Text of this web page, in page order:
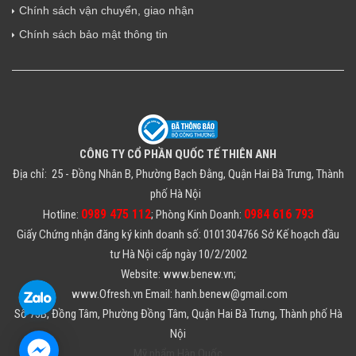
Chính sách vận chuyển, giao nhận
Chính sách bảo mật thông tin
CÔNG TY CỔ PHẦN QUỐC TẾ THIÊN ANH
Địa chỉ: 25 - Đồng Nhân B, Phường Bạch Đằng, Quận Hai Bà Trưng, Thành
phố Hà Nội
Hotline: 0989 475 112; Phòng Kinh Doanh: 0984 616 793
Giấy Chứng nhận đăng ký kinh doanh số: 0101304766 Sở Kế hoạch đầu
tư Hà Nội cấp ngày 10/2/2002
Website: www.benew.vn;
www.Ofresh.vn Email: hanh.benew@gmail.com
Số 73B, Đồng Tâm, Phường Đồng Tâm, Quận Hai Bà Trưng, Thành phố Hà
Nội